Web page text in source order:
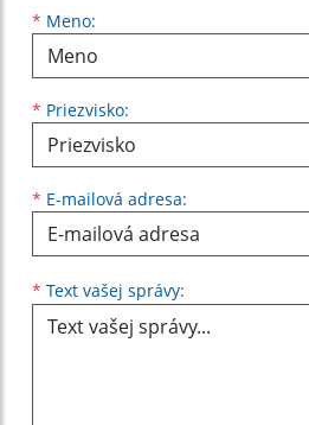
* Meno:
Meno
* Priezvisko:
Priezvisko
* E-mailová adresa:
E-mailová adresa
* Text vašej správy: